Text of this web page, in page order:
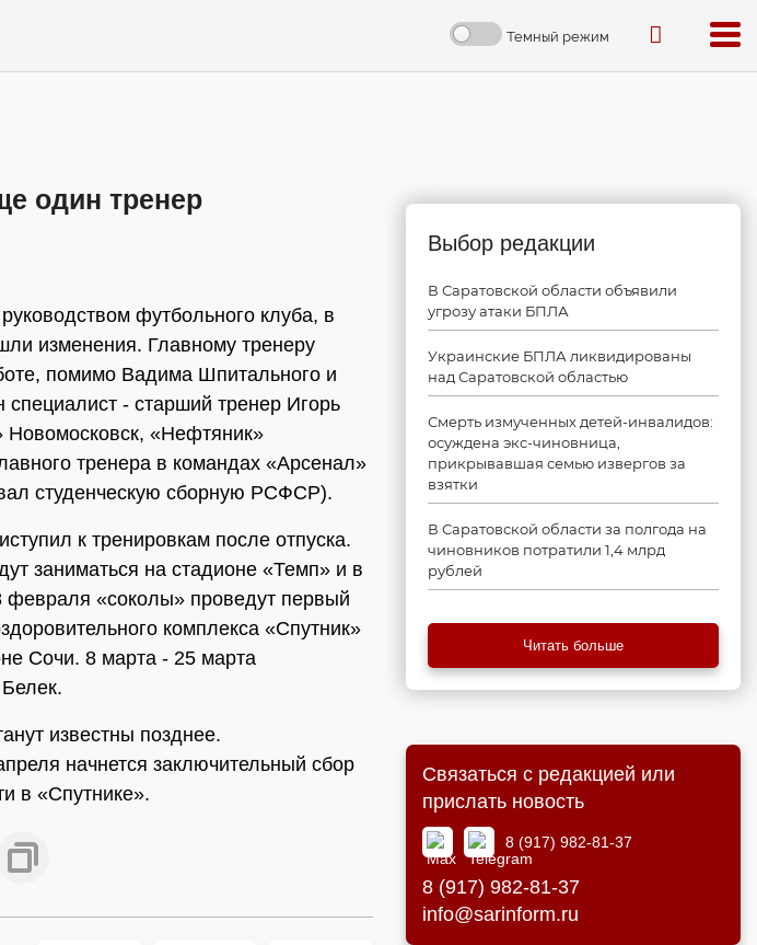
Темный режим
один тренер
футбольного клуба, в
изменения. Главному тренеру
помимо Вадима Шпитального и
- старший тренер Игорь
Новомосковск, «Нефтяник»
тренера в командах «Арсенал»
студенческую сборную РСФСР).
к тренировкам после отпуска.
заниматься на стадионе «Темп» и в
«соколы» проведут первый
комплекса «Спутник»
Сочи. 8 марта - 25 марта
известны позднее.
начнется заключительный сбор
в «Спутнике».
Выбор редакции
В Саратовской области объявили
угрозу атаки БПЛА
Украинские БПЛА ликвидированы
над Саратовской областью
Смерть измученных детей-инвалидов:
осуждена экс-чиновница,
прикрывавшая семью извергов за
взятки
В Саратовской области за полгода на
чиновников потратили 1,4 млрд
рублей
Читать больше
Связаться с редакцией или
прислать новость
8 (917) 982-81-37
8 (917) 982-81-37
info@sarinform.ru